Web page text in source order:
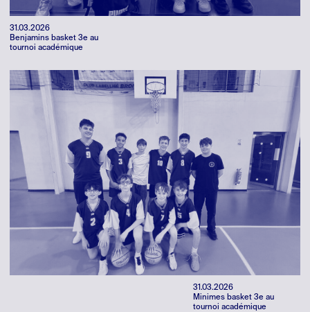
31.03.2026
Benjamins basket 3e au
tournoi académique
31.03.2026
Minimes basket 3e au
tournoi académique